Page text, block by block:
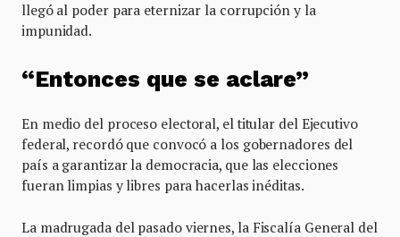
llegó al poder para eternizar la corrupción y la
impunidad.
“Entonces que se aclare”
En medio del proceso electoral, el titular del Ejecutivo
federal, recordó que convocó a los gobernadores del
país a garantizar la democracia, que las elecciones
fueran limpias y libres para hacerlas inéditas.
La madrugada del pasado viernes, la Fiscalía General del